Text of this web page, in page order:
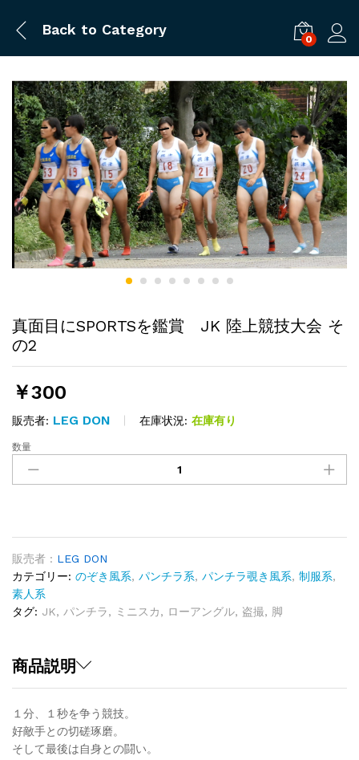
Back to Category
0
真面目にSPORTSを鑑賞 JK 陸上競技大会 そ
の2
￥300
販売者: LEG DON 在庫状況: 在庫有り
真
目
を
鑑
賞
JK
陸
技
そ
の
2
数量
販売者 : LEG DON
カテゴリー: のぞき風系, パンチラ系, パンチラ覗き風系, 制服系,
素人系
タグ: JK, パンチラ, ミニスカ, ローアングル, 盗撮, 脚
商品説明
１分、１秒を争う競技。
好敵手との切磋琢磨。
そして最後は自身との闘い。